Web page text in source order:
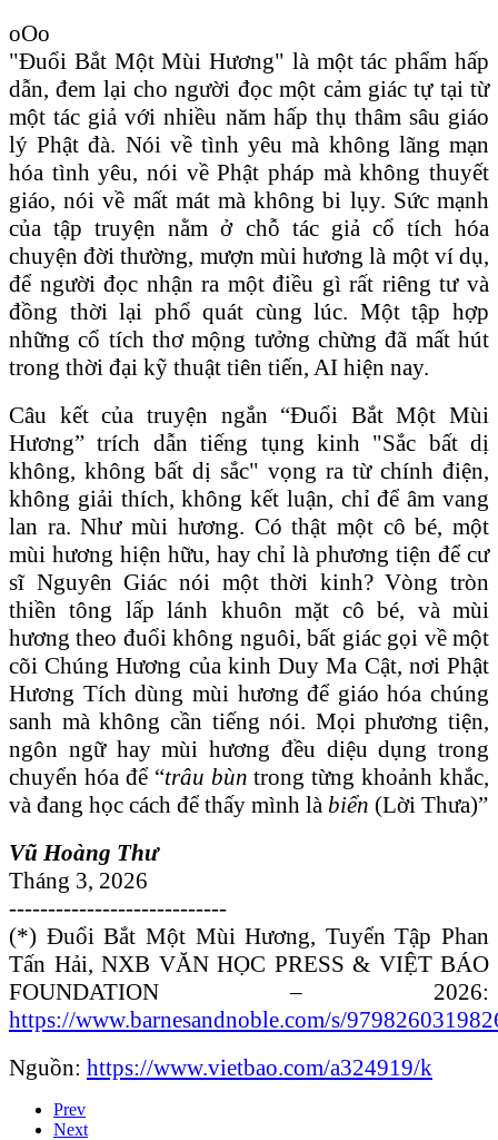
oOo
"Đuổi Bắt Một Mùi Hương" là một tác phẩm hấp
dẫn, đem lại cho người đọc một cảm giác tự tại từ
một tác giả với nhiều năm hấp thụ thâm sâu giáo
lý Phật đà. Nói về tình yêu mà không lãng mạn
hóa tình yêu, nói về Phật pháp mà không thuyết
giáo, nói về mất mát mà không bi lụy. Sức mạnh
của tập truyện nằm ở chỗ tác giả cổ tích hóa
chuyện đời thường, mượn mùi hương là một ví dụ,
để người đọc nhận ra một điều gì rất riêng tư và
đồng thời lại phổ quát cùng lúc. Một tập hợp
những cổ tích thơ mộng tưởng chừng đã mất hút
trong thời đại kỹ thuật tiên tiến, AI hiện nay.
Câu kết của truyện ngắn “Đuổi Bắt Một Mùi
Hương” trích dẫn tiếng tụng kinh "Sắc bất dị
không, không bất dị sắc" vọng ra từ chính điện,
không giải thích, không kết luận, chỉ để âm vang
lan ra. Như mùi hương. Có thật một cô bé, một
mùi hương hiện hữu, hay chỉ là phương tiện để cư
sĩ Nguyên Giác nói một thời kinh? Vòng tròn
thiền tông lấp lánh khuôn mặt cô bé, và mùi
hương theo đuổi không nguôi, bất giác gọi về một
cõi Chúng Hương của kinh Duy Ma Cật, nơi Phật
Hương Tích dùng mùi hương để giáo hóa chúng
sanh mà không cần tiếng nói. Mọi phương tiện,
ngôn ngữ hay mùi hương đều diệu dụng trong
chuyển hóa để “trâu bùntrong từng khoảnh khắc,
và đang học cách để thấy mình là biển (Lời Thưa)”
Vũ Hoàng Thư
Tháng 3, 2026
----------------------------
(*) Đuổi Bắt Một Mùi Hương, Tuyển Tập Phan
Tấn Hải, NXB VĂN HỌC PRESS & VIỆT BÁO
FOUNDATION – 2026:
https://www.barnesandnoble.com/s/
Nguồn: https://www.vietbao.com/a324919/k
Prev
Next